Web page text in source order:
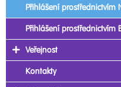
Přihlášení prostřednictvím
Přihlášení prostřednictvím
Veřejnost
Kontakty